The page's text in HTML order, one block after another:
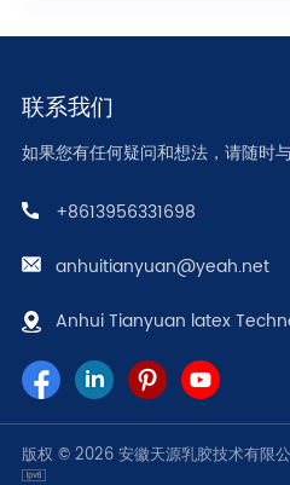
联系我们
如果您有任何疑问和想法，请随时
+8613956331698
anhuitianyuan@yeah.net
Anhui Tianyuan latex
版权 © 2026 安徽天源乳胶技术有限公